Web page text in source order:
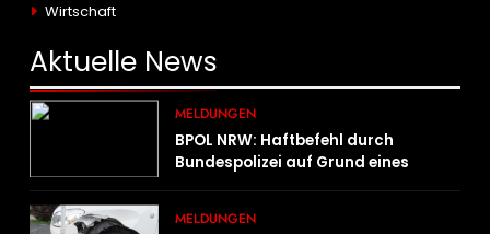
Wirtschaft
Aktuelle News
MELDUNGEN
BPOL NRW: Haftbefehl durch
Bundespolizei auf Grund eines
MELDUNGEN